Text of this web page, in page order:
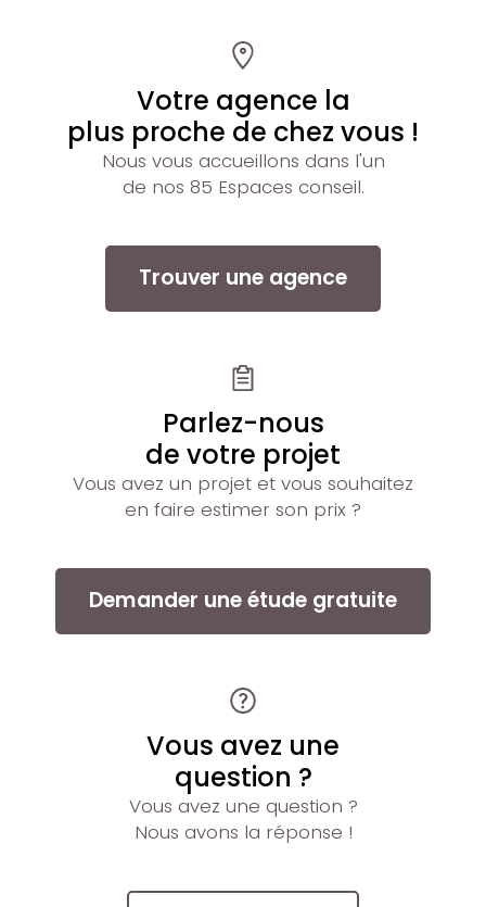
Votre agence la
plus proche de chez vous !
Nous vous accueillons dans l'un
de nos 85 Espaces conseil.
Trouver une agence
Parlez-nous
de votre projet
Vous avez un projet et vous souhaitez
en faire estimer son prix ?
Demander une étude gratuite
Vous avez une
question ?
Vous avez une question ?
Nous avons la réponse !